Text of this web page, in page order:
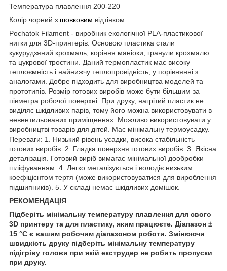
Температура плавлення 200-220
Колір чорний з шовковим відтінком
Pochatok Filament - виробник екологічної PLA-пластикової
нитки для 3D-принтерів. Основою пластика стали
кукурудзяний крохмаль, коріння маніоки, гранули крохмалю
та цукрової тростини. Даний термопластик має високу
теплоємність і найнижчу теплопровідність, у порівнянні з
аналогами. Добре підходить для виробництва моделей та
прототипів. Розмір готових виробів може бути більшим за
півметра робочої поверхні. При друку, нагрітий пластик не
виділяє шкідливих парів, тому його можна використовувати в
невентильованих приміщеннях. Можливо використовувати у
виробництві товарів для дітей. Має мінімальну термоусадку.
Переваги: 1. Низький рівень усадки, висока стабільність
готових виробів. 2. Гладка поверхня готових виробів. 3. Якісна
деталізація. Готовий виріб вимагає мінімальної дообробки
шліфуванням. 4. Легко металізується і володіє низьким
коефіцієнтом тертя (може використовуватися для вироблення
підшипників). 5. У складі немає шкідливих домішок.
РЕКОМЕНДАЦІЯ
Підберіть мінімальну температуру плавлення для свого
3D принтеру та для пластику, яким працюєте. Діапазон ±
15 °С є вашим робочим діапазоном роботи. Змінюючи
швидкість друку підберіть мінімальну температуру
підігріву голови при якій екструдер не робить пропуски
при друку.